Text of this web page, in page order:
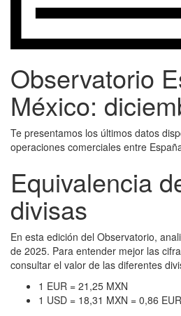
Observatorio
México:
Te presentamos los últimos datos
operaciones comerciales entre
Equivalencia
divisas
En esta edición del Observatorio,
de 2025. Para entender mejor las
consultar el valor de las diferentes
1 EUR = 21,25 MXN
1 USD = 18,31 MXN = 0,86 EUR